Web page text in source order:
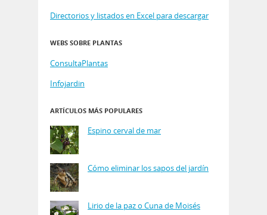
Directorios y listados en Excel para descargar
WEBS SOBRE PLANTAS
ConsultaPlantas
Infojardin
ARTÍCULOS MÁS POPULARES
Espino cerval de mar
Cómo eliminar los sapos del jardín
Lirio de la paz o Cuna de Moisés